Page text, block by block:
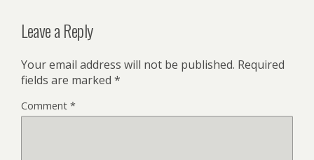
Leave a Reply
Your email address will not be published. Required
fields are marked *
Comment *